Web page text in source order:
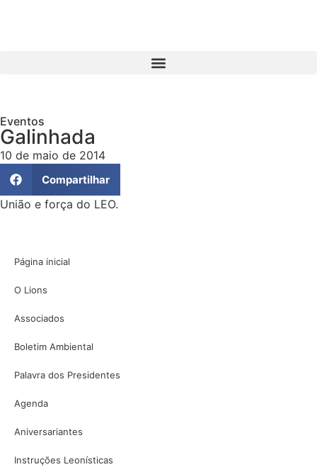
Eventos
Galinhada
10 de maio de 2014
Compartilhar
União e força do LEO.
Página inicial
O Lions
Associados
Boletim Ambiental
Palavra dos Presidentes
Agenda
Aniversariantes
Instruções Leonísticas